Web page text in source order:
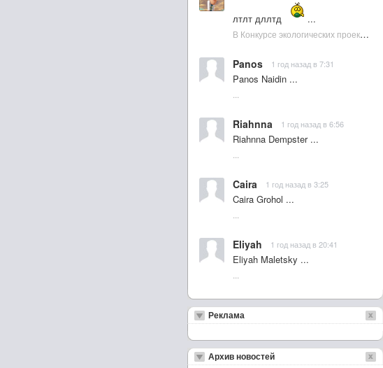
лтлт дллтд
...
В Конкурсе экологических проектов в Подмосковье активно участвовала молодежь :: NewsRbk.ru...
Panos 1 год назад в 7:31
Panos Naidin ...
Riahnna 1 год назад в 6:56
Riahnna Dempster ...
Caira 1 год назад в 3:25
Caira Grohol ...
Eliyah 1 год назад в 20:41
Eliyah Maletsky ...
Реклама
Архив новостей